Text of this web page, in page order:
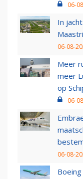
06-
In
06-08-
Meer
meer
op
06-
06-08-